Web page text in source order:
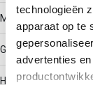
technologieën
apparaat op te
advertenties
Model
Gesloten
Halogeenvrij